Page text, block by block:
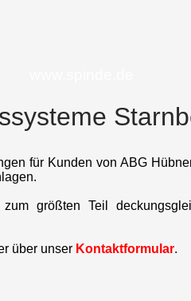
für Kunden von ABG
größten Teil
über unser Kontaktformular.